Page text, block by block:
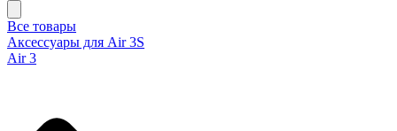
Все товары
Аксессуары для Air 3S
Air 3